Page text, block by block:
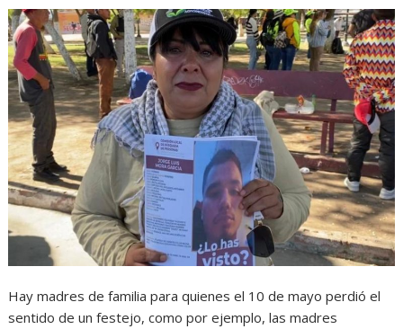
Hay madres de familia para quienes el 10 de mayo perdió el
sentido de un festejo, como por ejemplo, las madres